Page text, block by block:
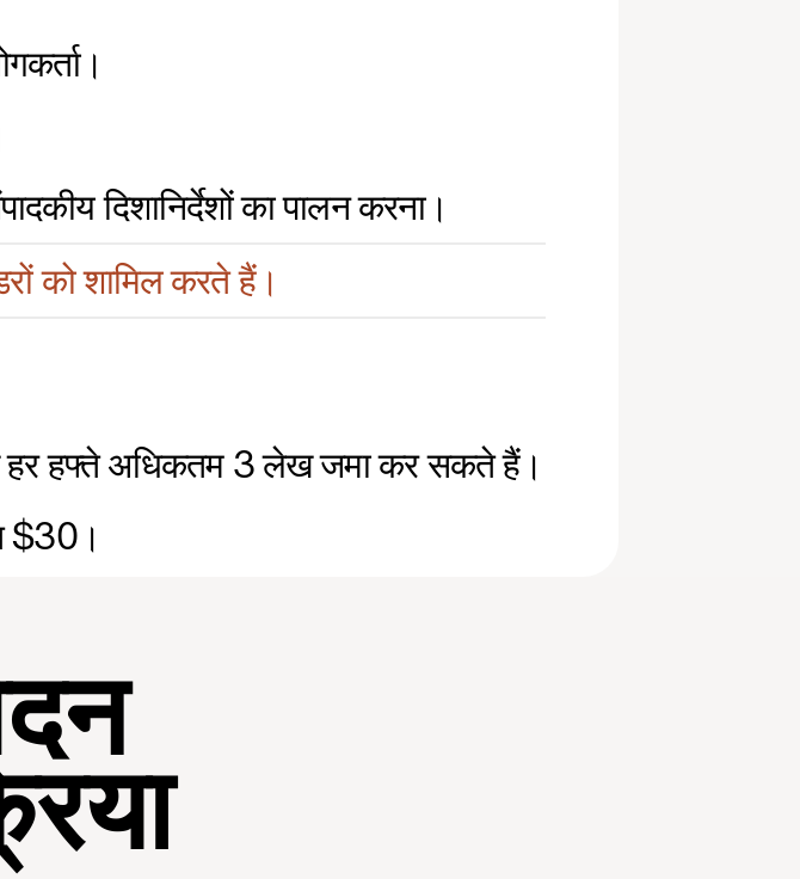
दिशानिर्देशों का पालन करना।
को शामिल करते हैं।
हफ्ते अधिकतम 3 लेख जमा कर सकते हैं।
$30।